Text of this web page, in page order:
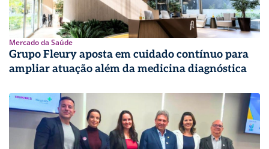
Mercado da Saúde
Grupo Fleury aposta em cuidado contínuo para
ampliar atuação além da medicina diagnóstica